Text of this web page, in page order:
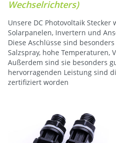
Wechselrichters)
Unsere DC Photovoltaik
Solarpanelen, Invertern und
Diese Aschlüsse sind
Salzspray, hohe Temperaturen,
Außerdem sind sie besonders
hervorragenden Leistung sind
zertifiziert worden